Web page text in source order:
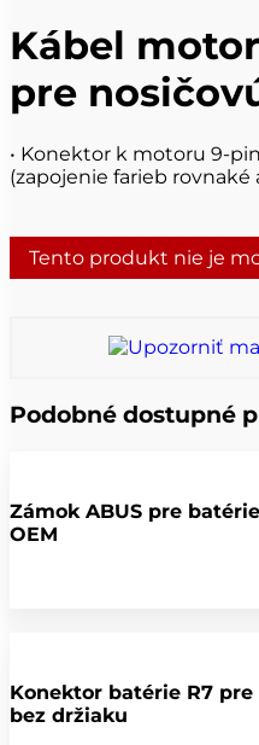
Kábel
pre
• Konektor k motoru 9-
(zapojenie farieb rovnaké
Tento produkt nie je
Podobné dostupné
Zámok ABUS pre
OEM
Konektor batérie R7 pre
bez držiaku